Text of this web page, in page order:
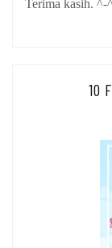
Terima kasih. ^-^
10